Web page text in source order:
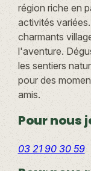
région riche en
activités
charmants
l'aventure.
les sentiers
pour des
amis.
Pour nous
03 21 90 30 59